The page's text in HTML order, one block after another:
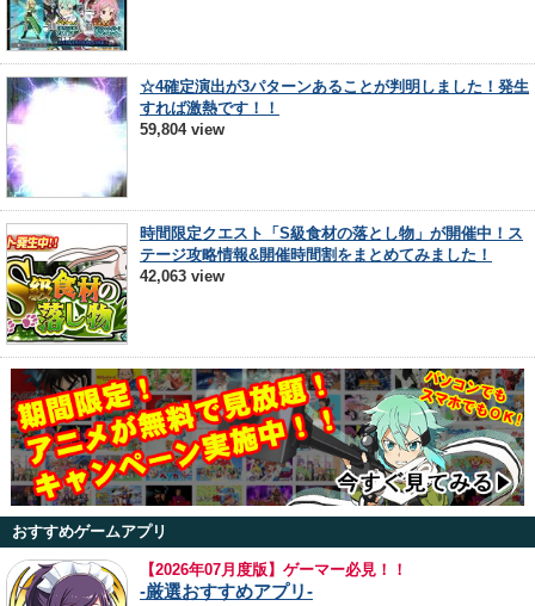
☆4確定演出が3パターンあることが判明しました！発生
すれば激熱です！！
59,804 view
時間限定クエスト「S級食材の落とし物」が開催中！ス
テージ攻略情報&開催時間割をまとめてみました！
42,063 view
おすすめゲームアプリ
【2026年07月度版】ゲーマー必見！！
-厳選おすすめアプリ-